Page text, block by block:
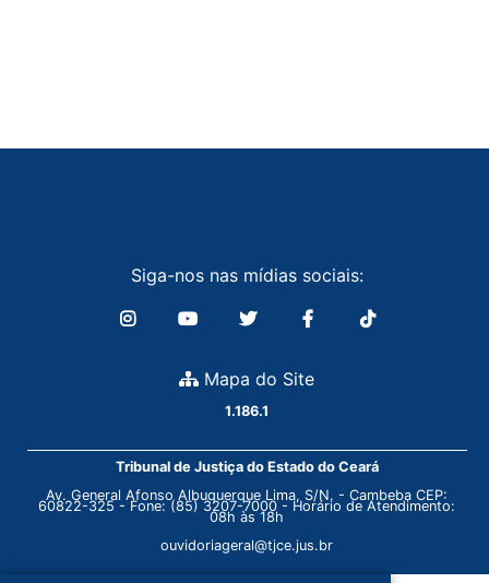
Siga-nos nas mídias sociais:
Mapa do Site
1.186.1
Tribunal de Justiça do Estado do Ceará
Av. General Afonso Albuquerque Lima, S/N. - Cambeba CEP:
60822-325 - Fone: (85) 3207-7000 - Horário de Atendimento:
08h às 18h
ouvidoriageral@tjce.jus.br